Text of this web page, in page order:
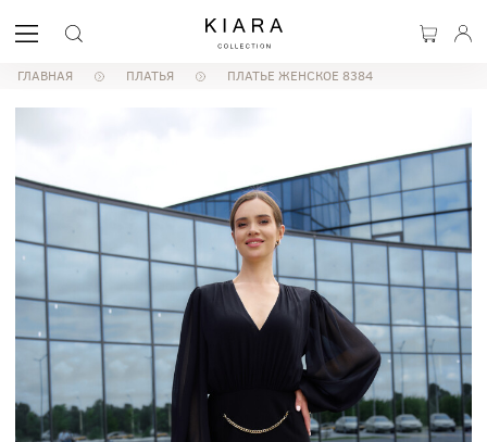
ГЛАВНАЯ ПЛАТЬЯ ПЛАТЬЕ ЖЕНСКОЕ 8384